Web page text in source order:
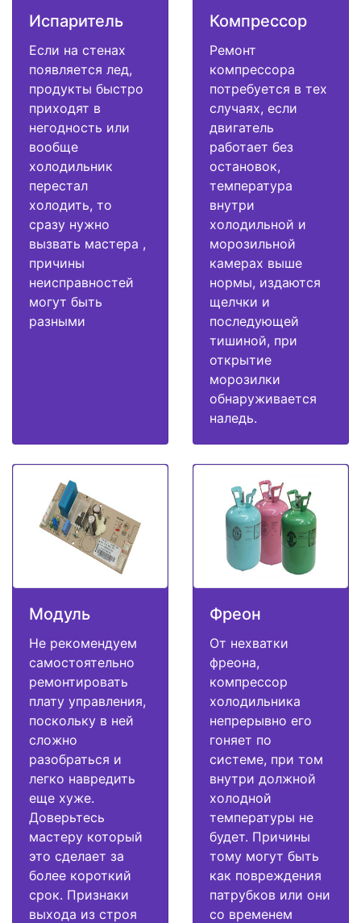
Испаритель
Если на стенах
появляется лед,
продукты быстро
приходят в
негодность или
вообще
холодильник
перестал
холодить, то
сразу нужно
вызвать мастера ,
причины
неисправностей
могут быть
разными
Компрессор
Ремонт
компрессора
потребуется в тех
случаях, если
двигатель
работает без
остановок,
температура
внутри
холодильной и
морозильной
камерах выше
нормы, издаются
щелчки и
последующей
тишиной, при
открытие
морозилки
обнаруживается
наледь.
Модуль
Не рекомендуем
самостоятельно
ремонтировать
плату управления,
поскольку в ней
сложно
разобраться и
легко навредить
еще хуже.
Доверьтесь
мастеру который
это сделает за
более короткий
срок. Признаки
выхода из строя
Фреон
От нехватки
фреона,
компрессор
холодильника
непрерывно его
гоняет по
системе, при том
внутри должной
холодной
температуры не
будет. Причины
тому могут быть
как повреждения
патрубков или они
со временем